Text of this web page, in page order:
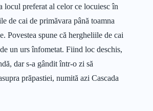
locul preferat al celor ce locuiesc în
de cai de primăvara până toamna
Povestea spune că hergheliile de cai
un urs înfometat. Fiind loc deschis,
dar s-a gândit într-o zi să
prăpastiei, numită azi Cascada